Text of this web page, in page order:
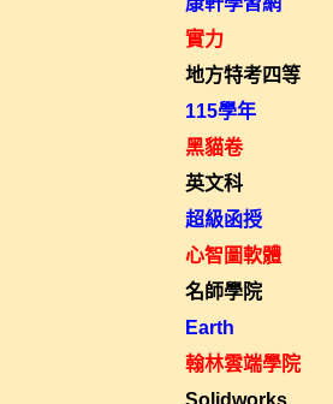
實力
地方特考四等
115學年
黑貓卷
英文科
超級函授
心智圖軟體
名師學院
Earth
翰林雲端學院
Solidworks